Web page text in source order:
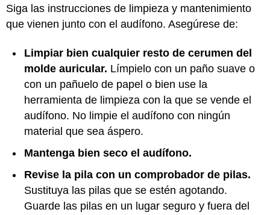
Siga las instrucciones de limpieza y mantenimiento
que vienen junto con el audífono. Asegúrese de:
Limpiar bien cualquier resto de cerumen del
molde auricular. Límpielo con un paño suave o
con un pañuelo de papel o bien use la
herramienta de limpieza con la que se vende el
audífono. No limpie el audífono con ningún
material que sea áspero.
Mantenga bien seco el audífono.
Revise la pila con un comprobador de pilas.
Sustituya las pilas que se estén agotando.
Guarde las pilas en un lugar seguro y fuera del